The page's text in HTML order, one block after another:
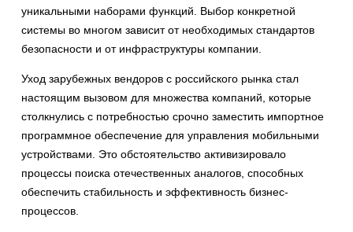
уникальными наборами функций. Выбор конкретной
системы во многом зависит от необходимых стандартов
безопасности и от инфраструктуры компании.
Уход зарубежных вендоров с российского рынка стал
настоящим вызовом для множества компаний, которые
столкнулись с потребностью срочно заместить импортное
программное обеспечение для управления мобильными
устройствами. Это обстоятельство активизировало
процессы поиска отечественных аналогов, способных
обеспечить стабильность и эффективность бизнес-
процессов.